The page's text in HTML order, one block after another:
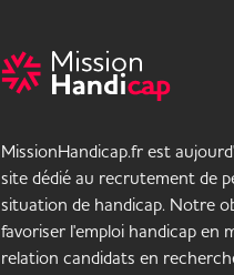
MissionHandicap.fr est
site dédié au recrutement de
situation de handicap. Notre
favoriser l'emploi handicap en
relation candidats en